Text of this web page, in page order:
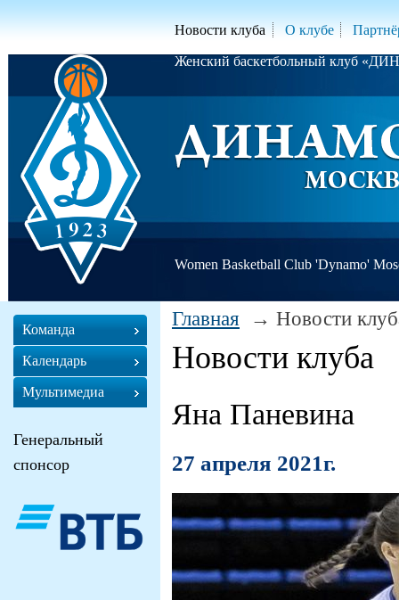
Новости клуба О клубе
Женский баскетбольный клуб
Women Basketball Club 'Dynamo'
Главная Новости
Новости клуба
Яна Паневина
27 апреля 2021г.
Команда
Календарь
Мультимедиа
Генеральный
спонсор